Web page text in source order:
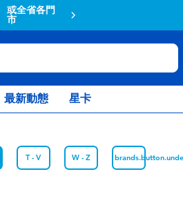
或全省各門
市
最新動態 星卡
T - V W - Z